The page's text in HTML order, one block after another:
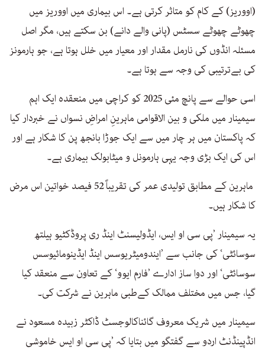
(اووریز) کے کام کو متاثر کرتی ہے۔ اس بیماری میں اووریز میں
چھوٹے چھوٹے سسٹس (پانی والے دانے) بن سکتے ہیں، مگر اصل
مسئلہ انڈوں کی نارمل مقدار اور معیار میں خلل ہوتا ہے، جو ہارمونز
کی بےترتیبی کی وجہ سے ہوتا ہے۔
اسی حوالے سے پانچ مئی 2025 کو کراچی میں منعقدہ ایک اہم
سیمینار میں ملکی و بین الاقوامی ماہرینِ امراضِ نسواں نے خبردار کیا
کہ پاکستان میں ہر چار میں سے ایک جوڑا بانجھ پن کا شکار ہے اور
اس کی ایک بڑی وجہ یہی ہارمونل و میٹابولک بیماری ہے۔
ماہرین کے مطابق تولیدی عمر کی تقریباً 52 فیصد خواتین اس مرض
کا شکار ہیں۔
یہ سیمینار ’پی سی او ایس، ایڈولیسنٹ اینڈ ری پروڈکٹیو ہیلتھ
سوسائٹی‘ کی جانب سے ’ایندومیٹریوسس اینڈ ایڈینومائیوسس
سوسائٹی‘ اور دوا ساز ادارے ’فارم ایوو‘ کے تعاون سے منعقد کیا
گیا، جس میں مختلف ممالک کےطبی ماہرین نے شرکت کی۔
سیمینار میں شریک معروف گائناکالوجسٹ ڈاکٹر زبیدہ مسعود نے
انڈپینڈنٹ اردو سے گفتگو میں بتایا کہ ’پی سی او ایس خاموشی